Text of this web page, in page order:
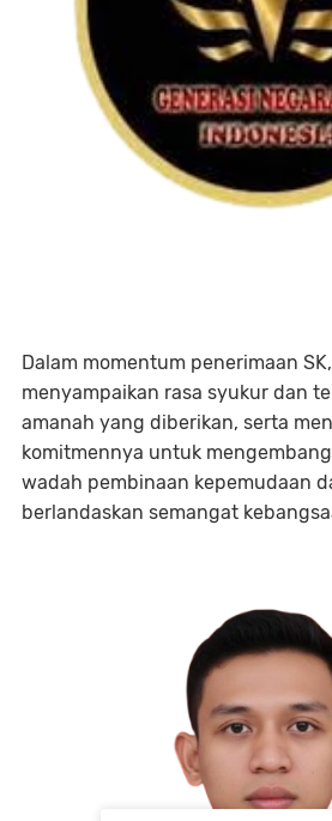
Dalam momentum penerimaan
menyampaikan rasa syukur dan
amanah yang diberikan, serta
komitmennya untuk
wadah pembinaan kepemudaan
berlandaskan semangat